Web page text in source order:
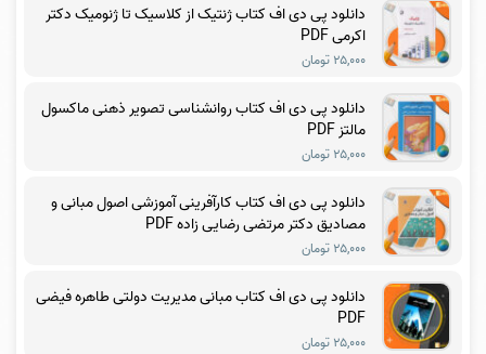
دانلود پی دی اف کتاب ژنتیک از کلاسیک تا ژنومیک دکتر
اکرمی PDF
۲۵,۰۰۰ تومان
دانلود پی دی اف کتاب روانشناسی تصویر ذهنی ماکسول
مالتز PDF
۲۵,۰۰۰ تومان
دانلود پی دی اف کتاب کارآفرینی آموزشی اصول مبانی و
مصادیق دکتر مرتضی رضایی زاده PDF
۲۵,۰۰۰ تومان
دانلود پی دی اف کتاب مبانی مدیریت دولتی طاهره فیضی
PDF
۲۵,۰۰۰ تومان